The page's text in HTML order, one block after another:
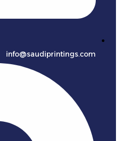
info@saudiprintings.com